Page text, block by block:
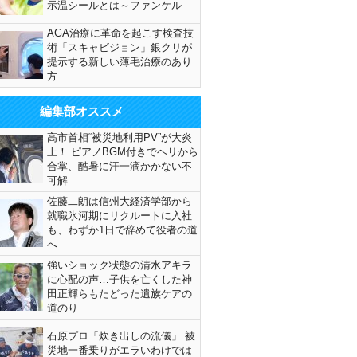
示温シールとは～ファンケル
AGA治療に革命を起こす検査技
術「スキャビジョン」銀クリが
提示する新しい薄毛治療のあり
方
編集部オススメ
高市首相“被災地利用PV”が大炎
上！ ピアノBGM付きでヘリから
合掌、酷暑に汗一滴かかない不
可解
佐藤二朗は信州大経済学部から
就職氷河期にリクルートに入社
も、わずか1日で辞めて役者の道
へ
強いショック状態の清水アキラ
に心配の声…子供を亡くした神
田正輝らもたどった遺族ケアの
道のり
石原プロ「炊き出しの流儀」 被
災地一番乗りがエラいわけでは